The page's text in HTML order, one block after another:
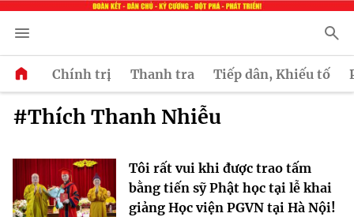
Chính trị Thanh tra Tiếp dân, Khiếu tố
#Thích Thanh Nhiễu
Tôi rất vui khi được trao tấm
bằng tiến sỹ Phật học tại lễ khai
giảng Học viện PGVN tại Hà Nội!